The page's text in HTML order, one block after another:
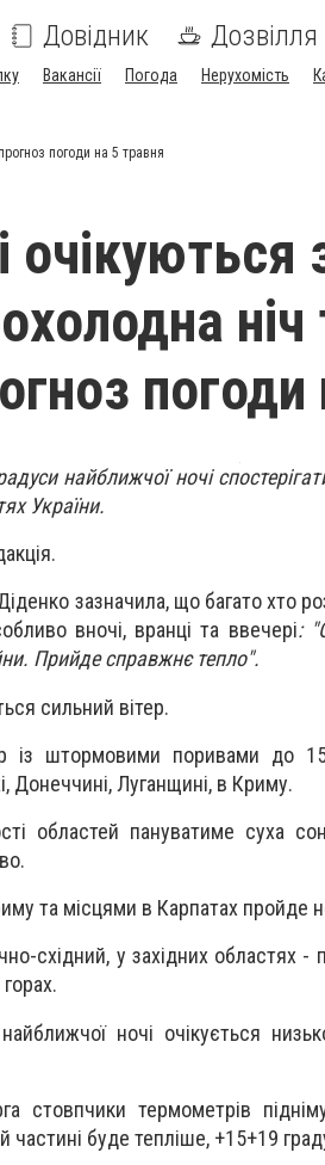
Довідник Дозвілля
Вакансії Погода Нерухомість
погоди на 5 травня
погоди
найближчої ночі
України.
зазначила, що багато хто
вночі, вранці та ввечері:
Прийде справжнє тепло".
сильний вітер.
із штормовими поривами до
Донеччині, Луганщині, в Криму.
областей пануватиме суха
та місцями в Карпатах пройде
східний, у західних областях
ночі очікується
стовпчики термометрів
частині буде тепліше, +15+19